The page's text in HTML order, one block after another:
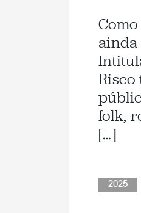
ainda
Risco
folk,
[…]
2025